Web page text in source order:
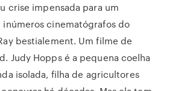
crise impensada para um
cinematógrafos do
bestialement. Um filme de
Judy Hopps é a pequena coelha
isolada, filha de agricultores